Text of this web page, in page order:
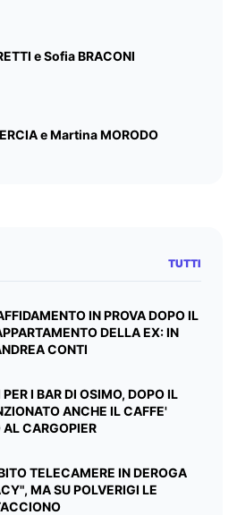
e Sofia BRACONI
e Martina MORODO
TUTTI
IN PROVA DOPO IL
DELLA EX: IN
CONTI
I BAR DI OSIMO, DOPO IL
ANCHE IL CAFFE'
CARGOPIER
TELECAMERE IN DEROGA
MA SU POLVERIGI LE